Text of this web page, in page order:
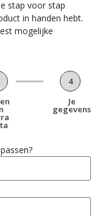
stap voor stap
in handen hebt.
mogelijke
4
Je
gegevens